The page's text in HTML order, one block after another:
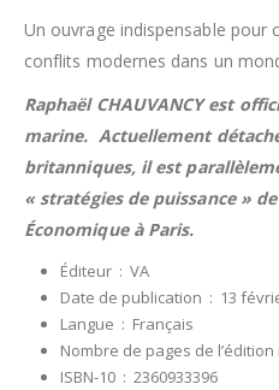
Un ouvrage indispensable pour
conflits modernes dans un
Raphaël CHAUVANCY est
marine. Actuellement
britanniques, il est
« stratégies de puissance » de
Économique à Paris.
Éditeur ‏ : ‎ VA
Date de publication ‏ : ‎ 13
Langue ‏ : ‎ Français
ISBN-10 ‏ : ‎ 2360933396